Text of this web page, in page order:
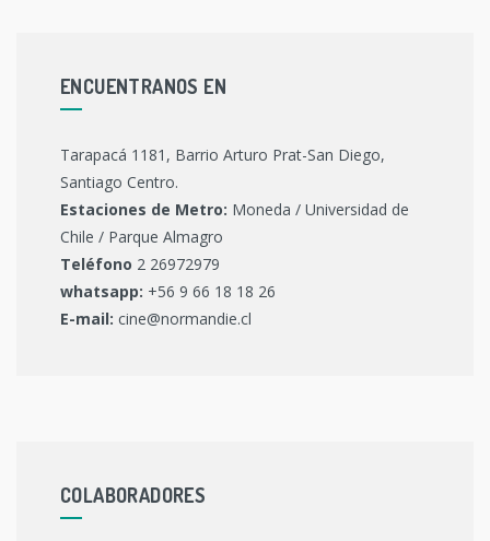
ENCUENTRANOS EN
Tarapacá 1181, Barrio Arturo Prat-San Diego,
Santiago Centro.
Estaciones de Metro: Moneda / Universidad de
Chile / Parque Almagro
Teléfono 2 26972979
whatsapp: +56 9 66 18 18 26
E-mail: cine@normandie.cl
COLABORADORES